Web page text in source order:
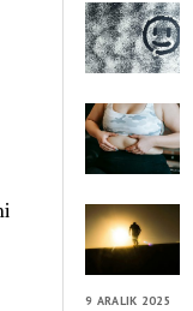
9 ARALIK 2025